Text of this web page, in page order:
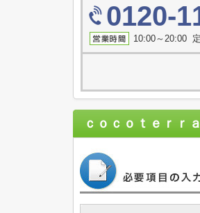
0120-
10:00～20:00
ｃｏｃｏｔｅｒｒ